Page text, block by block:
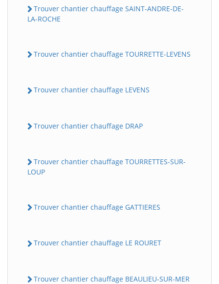
Trouver chantier chauffage SAINT-ANDRE-DE-
LA-ROCHE
Trouver chantier chauffage TOURRETTE-LEVENS
Trouver chantier chauffage LEVENS
Trouver chantier chauffage DRAP
Trouver chantier chauffage TOURRETTES-SUR-
LOUP
Trouver chantier chauffage GATTIERES
Trouver chantier chauffage LE ROURET
Trouver chantier chauffage BEAULIEU-SUR-MER